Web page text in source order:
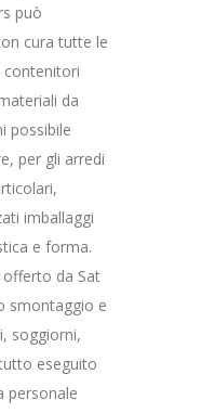
può
cura tutte le
contenitori
da
possibile
per gli arredi
imballaggi
e forma.
da Sat
smontaggio e
soggiorni,
eseguito
personale